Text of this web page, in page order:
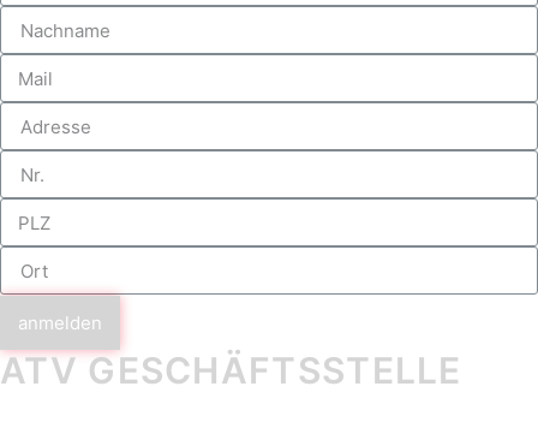
anmelden
ATV GESCHÄFTS­STELLE